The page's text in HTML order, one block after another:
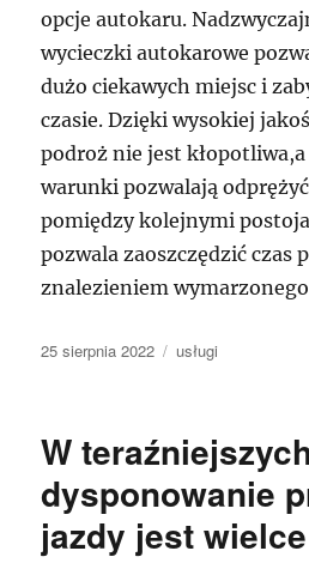
opcje autokaru.
wycieczki autokarowe
dużo ciekawych miejsc i
czasie. Dzięki wysokiej
podroż nie jest
warunki pozwalają
pomiędzy kolejnymi
pozwala zaoszczędzić czas
znalezieniem
Data
25 sierpnia 2022 Kategorie
usługi
W
dysponowanie
jazdy jest